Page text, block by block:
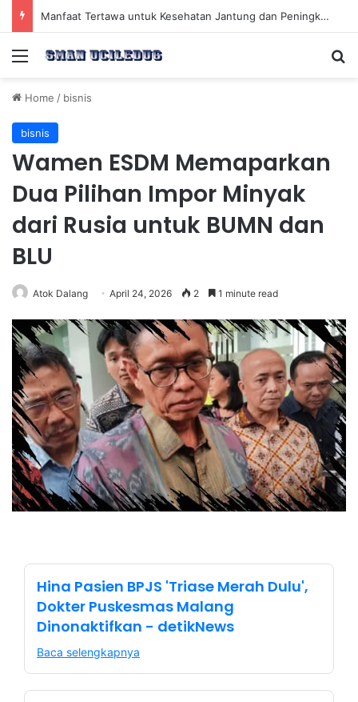
Manfaat Tertawa untuk Kesehatan Jantung dan Peningkatan Ketenangan Mental
Menu
Home / bisnis
bisnis
Wamen ESDM Memaparkan
Dua Pilihan Impor Minyak
dari Rusia untuk BUMN dan
BLU
Atok Dalang April 24, 2026 2 1 minute read
Hina Pasien BPJS 'Triase Merah Dulu',
Dokter Puskesmas Malang
Dinonaktifkan - detikNews
Baca selengkapnya